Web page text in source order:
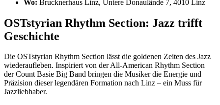
Wo: Brucknerhaus Linz, Untere Donaulände 7, 4010 Linz
OSTstyrian Rhythm Section: Jazz trifft
Geschichte
Die OSTstyrian Rhythm Section lässt die goldenen Zeiten des Jazz
wiederaufleben. Inspiriert von der All-American Rhythm Section
der Count Basie Big Band bringen die Musiker die Energie und
Präzision dieser legendären Formation nach Linz – ein Muss für
Jazzliebhaber.